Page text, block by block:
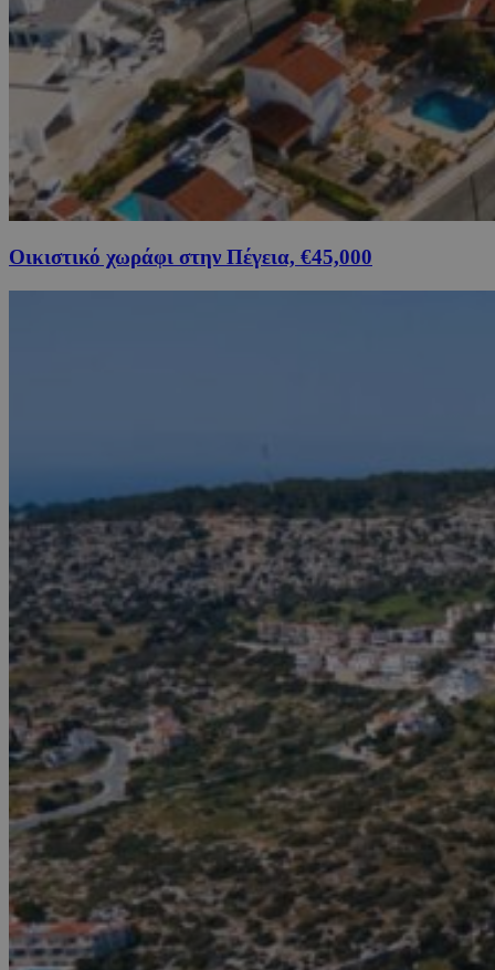
Οικιστικό χωράφι στην Πέγεια, €45,000